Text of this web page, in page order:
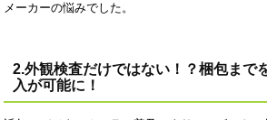
メーカーの悩みでした。
2.外観検査だけではない！？梱包まで
入が可能に！